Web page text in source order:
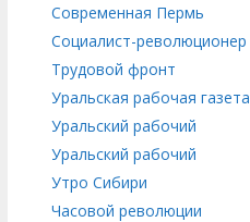
Современная Пермь
Социалист-революционер
Трудовой фронт
Уральская рабочая газета
Уральский рабочий
Уральский рабочий
Утро Сибири
Часовой революции